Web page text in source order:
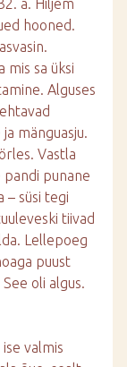
a. Hiljem
hooned.
mis sa üksi
Alguses
mänguasju.
Vastla
punane
– süsi tegi
tiivad
Lellepoeg
puust
oli algus.
valmis